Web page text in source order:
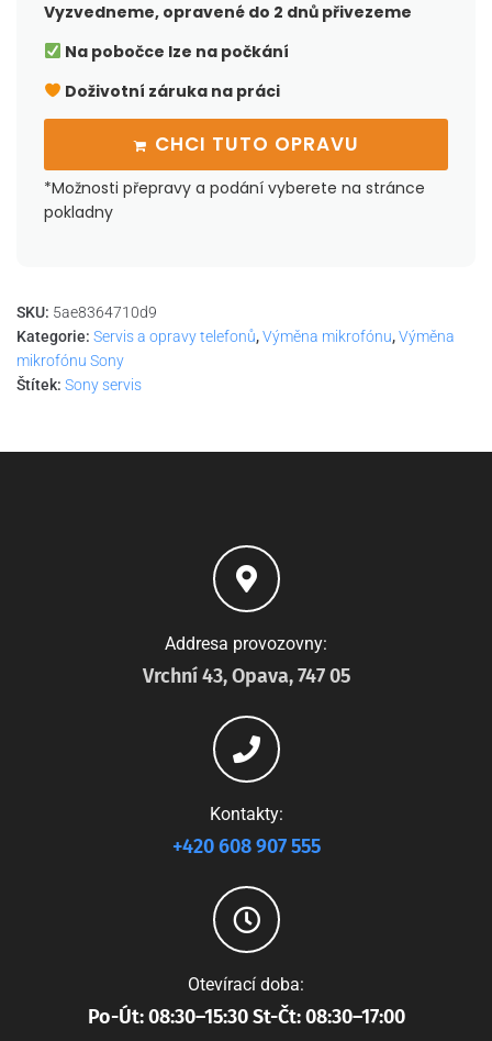
Vyzvedneme, opravené do 2 dnů přivezeme
Na pobočce lze na počkání
Doživotní záruka na práci
CHCI TUTO OPRAVU
*Možnosti přepravy a podání vyberete na stránce
pokladny
SKU: 5ae8364710d9
Kategorie: Servis a opravy telefonů,Výměna mikrofónu,Výměna
mikrofónu Sony
Štítek: Sony servis
Addresa provozovny:
Vrchní 43, Opava, 747 05
Kontakty:
+420 608 907 555
Otevírací doba:
Po-Út: 08:30–15:30 St-Čt: 08:30–17:00